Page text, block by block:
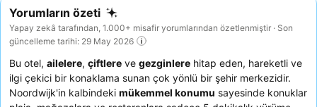
Yorumların özeti
Yapay zekâ tarafından, 1.000+ misafir yorumlarından özetlenmiştir · Son
güncelleme tarihi: 29 May 2026
Bu otel, ailelere, çiftlere ve gezginlere hitap eden, hareketli ve
ilgi çekici bir konaklama sunan çok yönlü bir şehir merkezidir.
Noordwijk'in kalbindeki mükemmel konumu sayesinde konuklar